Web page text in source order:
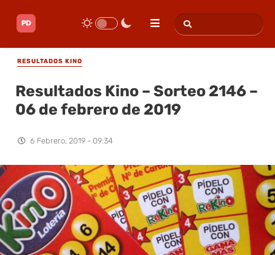
RESULTADOS KINO
Resultados Kino – Sorteo 2146 –
06 de febrero de 2019
6 Febrero, 2019 - 09:34